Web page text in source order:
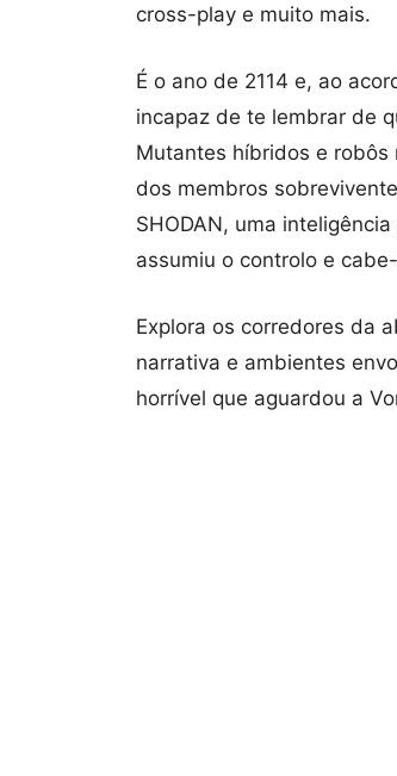
cross-play e muito mais.
É o ano de 2114 e, ao
incapaz de te lembrar de
Mutantes híbridos e robôs
dos membros
SHODAN, uma
assumiu o controlo e
Explora os corredores da
narrativa e ambientes
horrível que aguardou a